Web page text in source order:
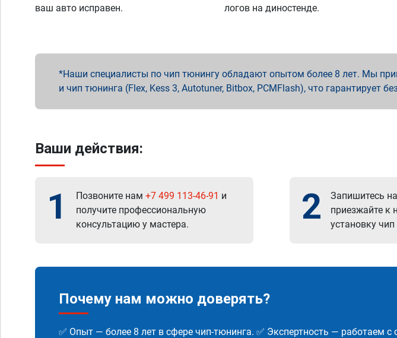
ваш авто исправен.
логов на диностенде.
Наши специалисты по чип тюнингу обладают опытом более 8 лет. Мы
и чип тюнинга (Flex, Kess 3, Autotuner, Bitbox, PCMFlash), что гарантирует
Ваши действия:
1 Позвоните нам +7 499 113-46-91 и
получите профессиональную
консультацию у мастера.
2
Запишитесь
приезжайте к
установку
Почему нам можно доверять?
✅ Опыт — более 8 лет в сфере чип-тюнинга. ✅ Экспертность — работаем